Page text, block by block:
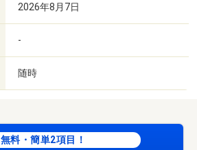
2026年8月7日
-
随時
無料・簡単2項目！